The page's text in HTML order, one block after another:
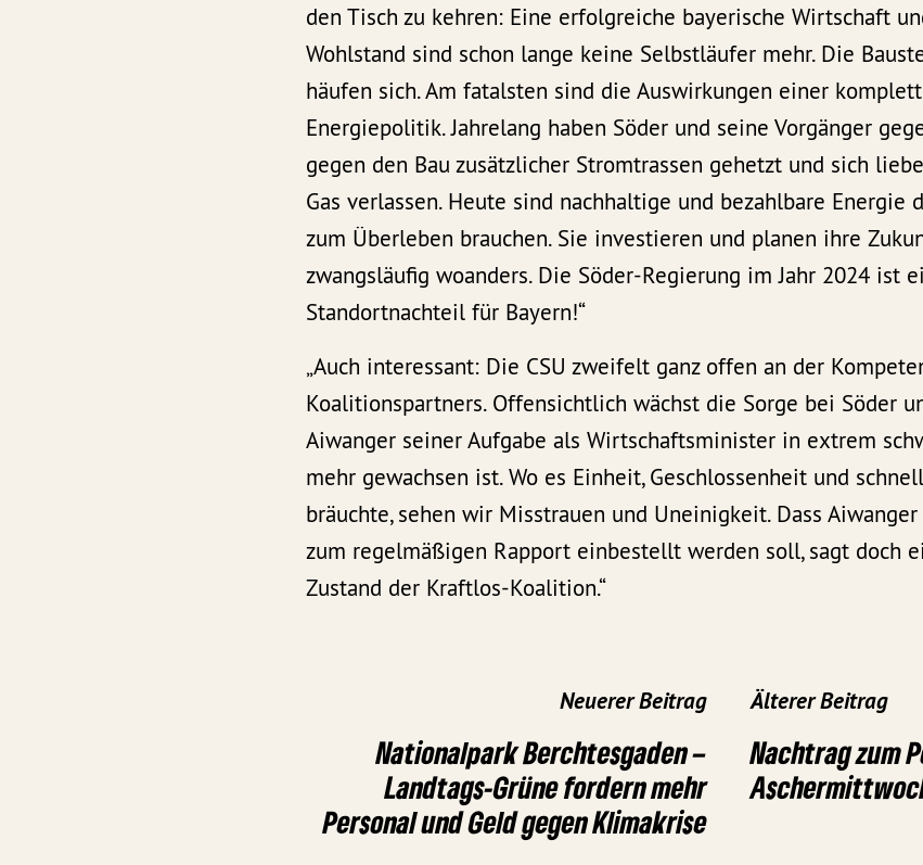
den Tisch zu kehren: Eine erfolgreiche bayerische Wirtschaft
Wohlstand sind schon lange keine Selbstläufer mehr. Die
häufen sich. Am fatalsten sind die Auswirkungen einer
Energiepolitik. Jahrelang haben Söder und seine Vorgänger
gegen den Bau zusätzlicher Stromtrassen gehetzt und sich
Gas verlassen. Heute sind nachhaltige und bezahlbare Energie
zum Überleben brauchen. Sie investieren und planen ihre
zwangsläufig woanders. Die Söder-Regierung im Jahr 2024 ist
Standortnachteil für Bayern!“
„Auch interessant: Die CSU zweifelt ganz offen an der
Koalitionspartners. Offensichtlich wächst die Sorge bei Söder
Aiwanger seiner Aufgabe als Wirtschaftsminister in extrem
mehr gewachsen ist. Wo es Einheit, Geschlossenheit und
bräuchte, sehen wir Misstrauen und Uneinigkeit. Dass
zum regelmäßigen Rapport einbestellt werden soll, sagt doch
Zustand der Kraftlos-Koalition.“
Neuerer Beitrag
Nationalpark Berchtesgaden –
Landtags-Grüne fordern mehr
Personal und Geld gegen Klimakrise
Älterer Beitrag
Nachtrag zum